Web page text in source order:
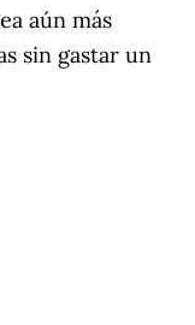
aún más
sin gastar un